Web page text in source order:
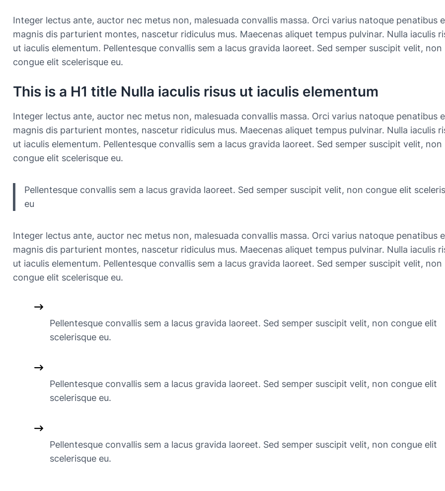
Integer lectus ante, auctor nec metus non, malesuada convallis massa. Orci varius natoque penatibus
magnis dis parturient montes, nascetur ridiculus mus. Maecenas aliquet tempus pulvinar. Nulla iaculis
ut iaculis elementum. Pellentesque convallis sem a lacus gravida laoreet. Sed semper suscipit velit, non
congue elit scelerisque eu.
This is a H1 title Nulla iaculis risus ut iaculis elementum
Integer lectus ante, auctor nec metus non, malesuada convallis massa. Orci varius natoque penatibus
magnis dis parturient montes, nascetur ridiculus mus. Maecenas aliquet tempus pulvinar. Nulla iaculis
ut iaculis elementum. Pellentesque convallis sem a lacus gravida laoreet. Sed semper suscipit velit, non
congue elit scelerisque eu.
Pellentesque convallis sem a lacus gravida laoreet. Sed semper suscipit velit, non congue elit
eu
Integer lectus ante, auctor nec metus non, malesuada convallis massa. Orci varius natoque penatibus
magnis dis parturient montes, nascetur ridiculus mus. Maecenas aliquet tempus pulvinar. Nulla iaculis
ut iaculis elementum. Pellentesque convallis sem a lacus gravida laoreet. Sed semper suscipit velit, non
congue elit scelerisque eu.
Pellentesque convallis sem a lacus gravida laoreet. Sed semper suscipit velit, non congue elit
scelerisque eu.
Pellentesque convallis sem a lacus gravida laoreet. Sed semper suscipit velit, non congue elit
scelerisque eu.
Pellentesque convallis sem a lacus gravida laoreet. Sed semper suscipit velit, non congue elit
scelerisque eu.